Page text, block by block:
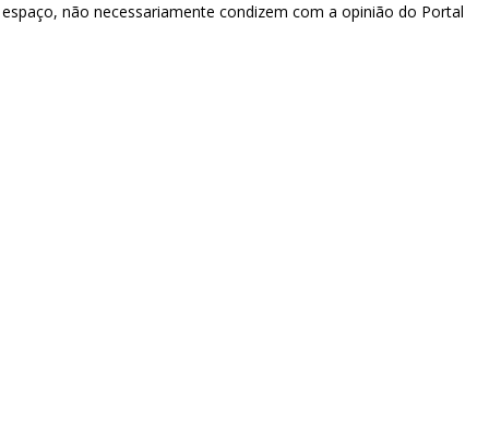
não necessariamente condizem com a opinião do Portal